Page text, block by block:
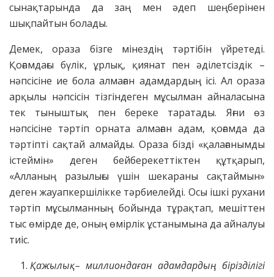
сынақтарында да заң мен әдеп шеңберінен
шықпайтын болады.
Демек, ораза бізге мінездің тәртібін үйретеді.
Қоғамдағы бүлік, ұрлық, қиянат пен әділетсіздік –
нәпсісіне ие бола алмаған адамдардың ісі. Ал ораза
арқылы нәпсісін тізгіндеген мұсылман айналасына
тек тыныштық пен береке таратады. Яғни өз
нәпсісіне тәртіп орната алмаған адам, қоғамда да
тәртіпті сақтай алмайды. Ораза бізді «қалағанымды
істеймін» деген бейберекеттіктен құтқарып,
«Алланың разылығы үшін шекараны сақтаймын»
деген жауапкершілікке тәрбиелейді. Осы ішкі рухани
тәртіп мұсылманның бойында тұрақтап, мешіттен
тыс өмірде де, оның өмірлік ұстанымына да айналуы
тиіс.
Қажылық – миллиондаған адамдардың бірізділігі